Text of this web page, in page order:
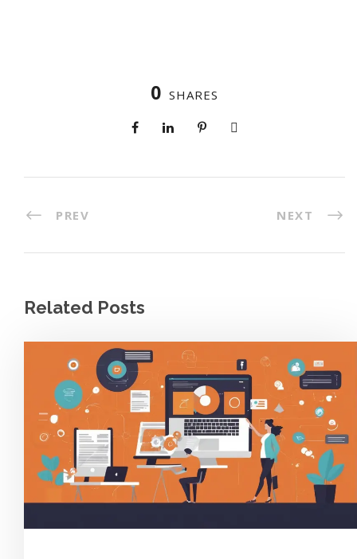
0 SHARES
PREV NEXT
Related Posts